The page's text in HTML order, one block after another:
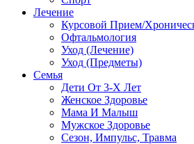
Лечение
Курсовой Прием/
Офтальмология
Уход (Лечение)
Уход (Предметы)
Семья
Дети От 3-Х Лет
Женское Здоровье
Мама И Малыш
Мужское Здоровье
Сезон, Импульс, Травма